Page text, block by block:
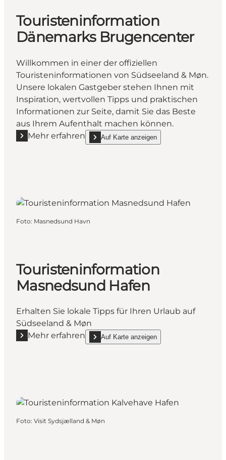
Touristeninformation
Dänemarks Brugencenter
Willkommen in einer der offiziellen
Touristeninformationen von Südseeland & Møn.
Unsere lokalen Gastgeber stehen Ihnen mit
Inspiration, wertvollen Tipps und praktischen
Informationen zur Seite, damit Sie das Beste
aus Ihrem Aufenthalt machen können.
Mehr erfahren
Mehr erfahren "Touristeninformation Dänemarks
Auf Karte anzeigen
show Touristeninformation Dänemarks
Foto: Masnedsund Havn
Touristeninformation
Masnedsund Hafen
Erhalten Sie lokale Tipps für Ihren Urlaub auf
Südseeland & Møn
Mehr erfahren
Mehr erfahren "Touristeninformation Masnedsund
Auf Karte anzeigen
show Touristeninformation Masnedsund Hafen
Foto: Visit Sydsjælland & Møn